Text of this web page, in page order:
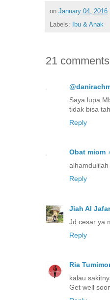
on January 04, 2016
Labels:
Ibu & Anak
21
Saya lupa
tidak bisa
Reply
Obat miom
Reply
Jiah Al
Jd cesar ya
Reply
Ria
kalau
Get well